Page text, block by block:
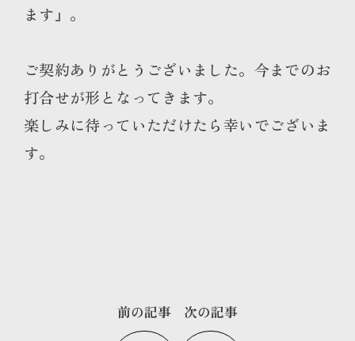
ます』。
ご契約ありがとうございました。今までのお
打合せが形となってきます。
楽しみに待っていただけたら幸いでございま
す。
前の記事 次の記事